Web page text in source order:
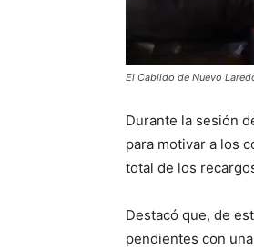
El Cabildo de Nuevo
Durante la sesión
para motivar a los
total de los
Destacó que, de
pendientes con